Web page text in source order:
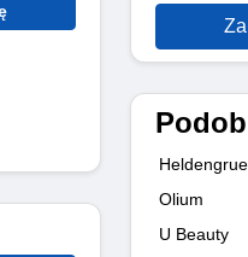
Olium
U Beauty